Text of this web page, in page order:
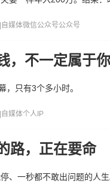
自媒体微信公众号公众号
，不一定属于
只有3个多小时。
自媒体个人IP
路，正在要命
、一秒都不敢出问题的人生